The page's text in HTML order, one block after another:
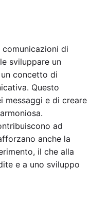
di
sviluppare un
concetto di
Questo
messaggi e di creare
ad
anche la
il che alla
e a uno sviluppo